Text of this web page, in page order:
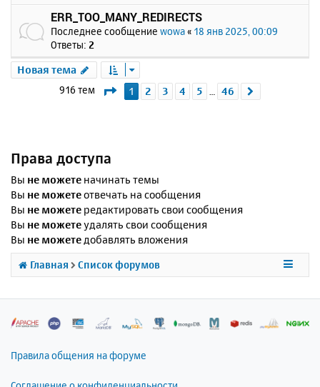
ERR_TOO_MANY_REDIRECTS
Последнее сообщение wowa « 18 янв 2025, 00:09
Ответы: 2
Новая тема
916 тем Страница1 из 46
1 2 3 4 5 46
Права доступа
Вы не можете начинать темы
Вы не можетеотвечать на сообщения
Вы не можете редактировать свои сообщения
Вы не можетеудалять свои сообщения
Вы не можетедобавлять вложения
Главная Список форумов
Правила общения на форуме